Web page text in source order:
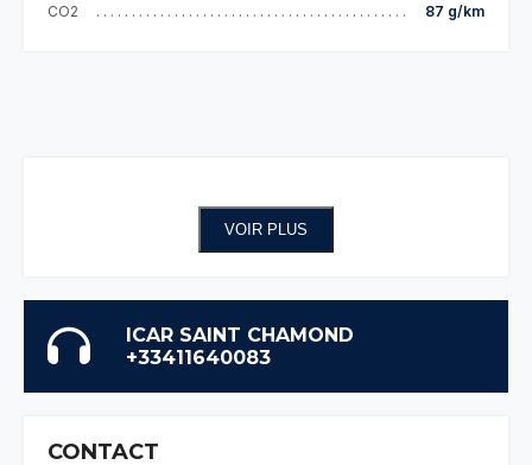
CO2 87 g/km
VOIR PLUS
ICAR SAINT CHAMOND
+33411640083
CONTACT